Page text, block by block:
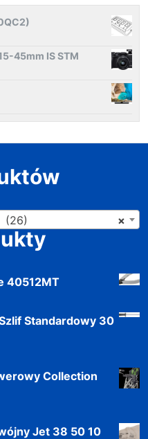
45mm IS STM
×
(26)
40512MT
Standardowy 30
Collection
Jet 38 50 10